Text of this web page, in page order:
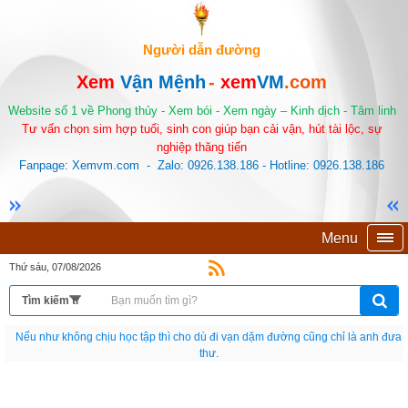
Người dẫn đường
Xem Vận Mệnh- xemVM.com
Website số 1 về Phong thủy - Xem bói - Xem ngày – Kinh dịch - Tâm linh
Tư vấn chọn sim hợp tuổi, sinh con giúp bạn cải vận, hút tài lộc, sự
nghiệp thăng tiến
Fanpage: Xemvm.com - Zalo: 0926.138.186 - Hotline: 0926.138.186
Menu
Thứ sáu, 07/08/2026
Nếu như không chịu học tập thì cho dù đi vạn dặm đường cũng chỉ là anh đưa
thư.